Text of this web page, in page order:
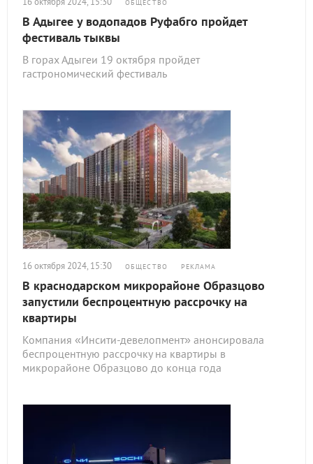
ОБЩЕСТВО
В Адыгее у водопадов Руфабго пройдет
фестиваль тыквы
В горах Адыгеи 19 октября пройдет
гастрономический фестиваль
16 октября 2024, 15:30 ОБЩЕСТВО РЕКЛАМА
В краснодарском микрорайоне Образцово
запустили беспроцентную рассрочку на
квартиры
Компания «Инсити-девелопмент» анонсировала
беспроцентную рассрочку на квартиры в
микрорайоне Образцово до конца года